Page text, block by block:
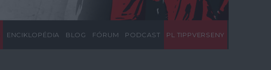
ENCIKLOPÉDIA BLOG FÓRUM PODCAST PL TIPPVERSENY